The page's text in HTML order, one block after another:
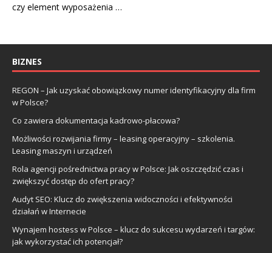
czy element wyposażenia …
BIZNES
REGON – Jak uzyskać obowiązkowy numer identyfikacyjny dla firm
w Polsce?
Co zawiera dokumentacja kadrowo-płacowa?
Możliwości rozwijania firmy – leasing operacyjny – szkolenia.
Leasing maszyn i urządzeń
Rola agencji pośrednictwa pracy w Polsce: Jak oszczędzić czas i
zwiększyć dostęp do ofert pracy?
Audyt SEO: Klucz do zwiększenia widoczności i efektywności
działań w Internecie
Wynajem hostess w Polsce – klucz do sukcesu wydarzeń i targów:
jak wykorzystać ich potencjał?